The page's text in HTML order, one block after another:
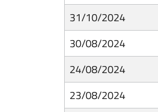
31/10/2024
30/08/2024
24/08/2024
23/08/2024